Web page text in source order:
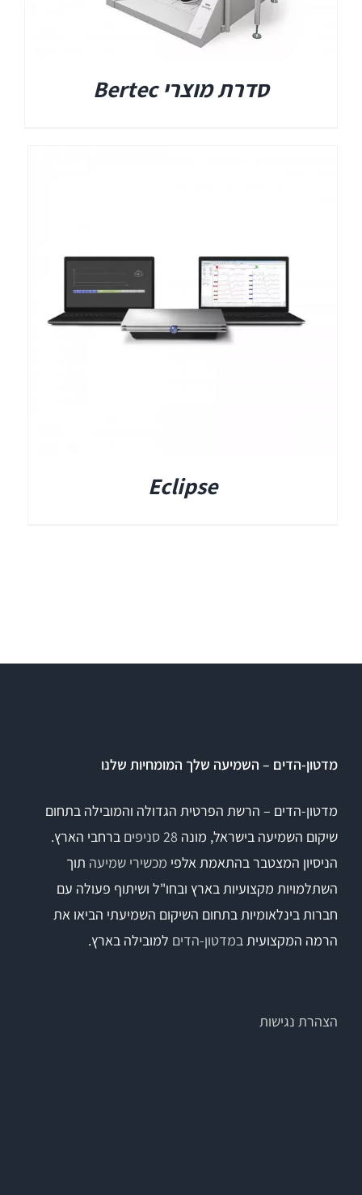
סדרת מוצרי Bertec
Eclipse
מדטון-הדים – השמיעה שלך המומחיות שלנו
מדטון-הדים – הרשת הפרטית הגדולה והמובילה בתחום
שיקום השמיעה בישראל, מונה 28 סניפים
ברחבי הארץ.
הניסיון המצטבר בהתאמת אלפי מכשירי שמיעה תוך
השתלמויות מקצועיות בארץ ובחו"ל ושיתוף פעולה עם
חברות בינלאומיות בתחום השיקום השמיעתי הביאו את
הרמה המקצועית במדטון-הדים למובילה בארץ.
הצהרת נגישות